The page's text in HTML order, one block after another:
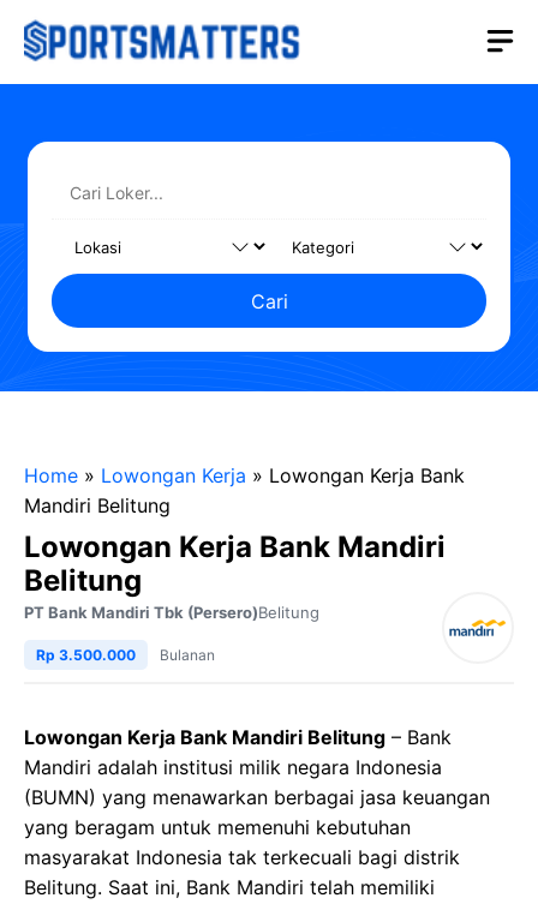
Langsung
Cari
Home » Lowongan Kerja » Lowongan Kerja Bank
Mandiri Belitung
Lowongan Kerja Bank Mandiri
Belitung
PT Bank Mandiri Tbk (Persero)Belitung
Rp 3.500.000 Bulanan
Lowongan Kerja Bank Mandiri Belitung – Bank
Mandiri adalah institusi milik negara Indonesia
(BUMN) yang menawarkan berbagai jasa keuangan
yang beragam untuk memenuhi kebutuhan
masyarakat Indonesia tak terkecuali bagi distrik
Belitung. Saat ini, Bank Mandiri telah memiliki